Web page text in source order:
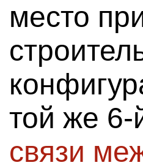
место
той же
связи